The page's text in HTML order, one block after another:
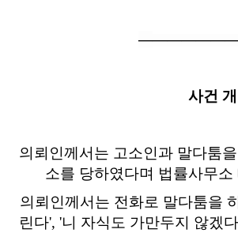
――――――
사건
의뢰인께서는 고소인과 말다툼
소를 당하였다며 법률사무
의뢰인께서는 전화로 말다툼을
린다', '니 자식도 가만두지 않겠